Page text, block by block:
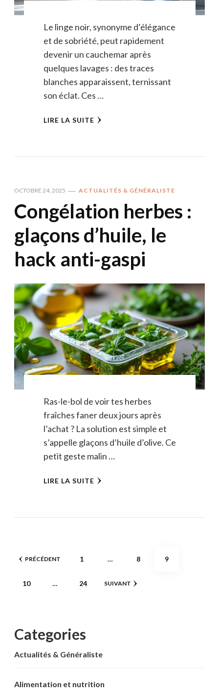
Le linge noir, synonyme d’élégance
et de sobriété, peut rapidement
devenir un cauchemar après
quelques lavages : des traces
blanches apparaissent, ternissant
son éclat. Ces …
LIRE LA SUITE
OCTOBRE 24, 2025 ACTUALITÉS & GÉNÉRALISTE
Congélation herbes :
glaçons d’huile, le
hack anti-gaspi
Ras-le-bol de voir tes herbes
fraîches faner deux jours après
l’achat ? La solution est simple et
s’appelle glaçons d’huile d’olive. Ce
petit geste malin …
LIRE LA SUITE
Pagination
publications
PRÉCÉDENT PAGE
1 … PAGE
8 PAGE
9
PAGE
10 … PAGE
24 SUIVANT
Categories
Actualités & Généraliste
Alimentation et nutrition